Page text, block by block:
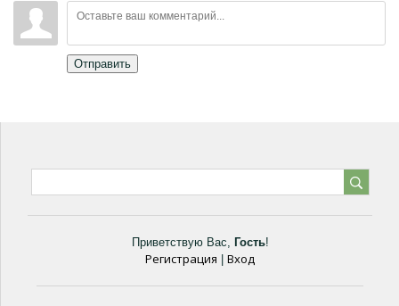
Отправить
Приветствую Вас, Гость!
Регистрация Вход